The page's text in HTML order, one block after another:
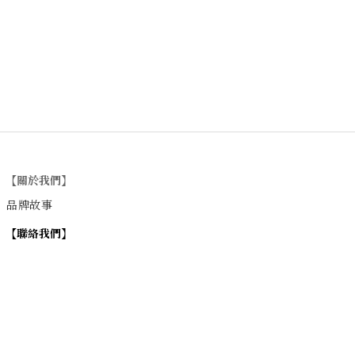
【關於我們】
品牌故事
【聯絡我們】